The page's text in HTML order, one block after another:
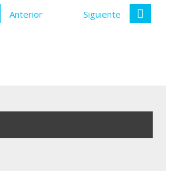
Anterior Siguiente